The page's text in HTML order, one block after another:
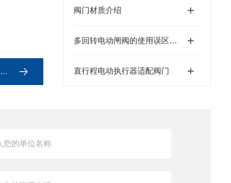
阀门材质介绍
多回转电动闸阀的使用误区有几点
直行程电动执行器适配阀门